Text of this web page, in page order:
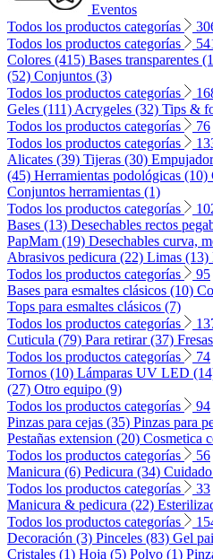
Eventos
Todos los productos categorías
Todos los productos categorías
Colores (415) Bases transparentes
(52) Conjuntos (3)
Todos los productos categorías
Geles (111) Acrygeles (32) Tips &
Todos los productos categorías
76
Todos los productos categorías
Alicates (39) Tijeras (30)
(45) Herramientas podológicas (10)
Conjuntos herramientas (1)
Todos los productos categorías
Bases (13) Desechables rectos
PapMam (19) Desechables curva,
Abrasivos pedicura (22) Limas (13)
Todos los productos categorías
95
Bases para esmaltes clásicos (10)
Tops para esmaltes clásicos (7)
Todos los productos categorías
Cuticula (79) Para retirar (37)
Todos los productos categorías
74
Tornos (10) Lámparas UV LED
(27) Otro equipo (9)
Todos los productos categorías
94
Pinzas para cejas (35) Pinzas para
Pestañas extension (20) Cosmetica
Todos los productos categorías
56
Manicura (6) Pedicura (34)
Todos los productos categorías
33
Manicura & pedicura (22)
Todos los productos categorías
Decoración (3) Pinceles (83) Gel
Cristales (1) Hoja (5) Polvo (1)